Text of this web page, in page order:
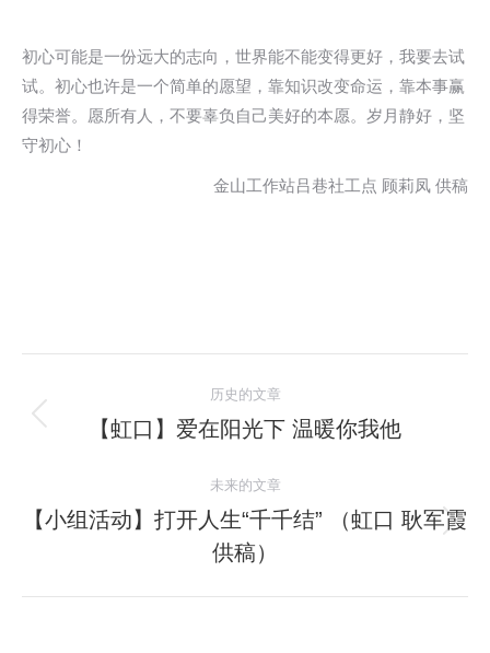
初心可能是一份远大的志向，世界能不能变得更好，我要去试
试。初心也许是一个简单的愿望，靠知识改变命运，靠本事赢
得荣誉。愿所有人，不要辜负自己美好的本愿。岁月静好，坚
守初心！
金山工作站吕巷社工点 顾莉凤 供稿
章
航
历史的文章
历
的
文
章：
【虹口】爱在阳光下 温暖你我他
未来的文章
未
来
的
【小组活动】打开人生“千千结” （虹口 耿军霞
供稿）